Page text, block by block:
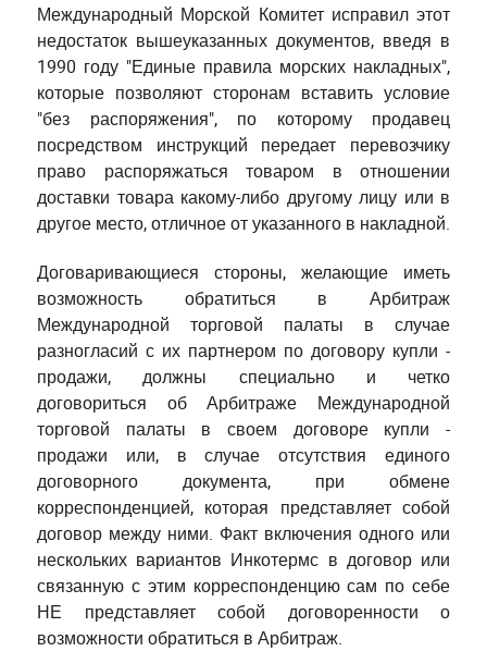
Международный Морской Комитет исправил этот
недостаток вышеуказанных документов, введя в
1990 году "Единые правила морских накладных",
которые позволяют сторонам вставить условие
"без распоряжения", по которому продавец
посредством инструкций передает перевозчику
право распоряжаться товаром в отношении
доставки товара какому-либо другому лицу или в
другое место, отличное от указанного в накладной.
Договаривающиеся стороны, желающие иметь
возможность обратиться в Арбитраж
Международной торговой палаты в случае
разногласий с их партнером по договору купли -
продажи, должны специально и четко
договориться об Арбитраже Международной
торговой палаты в своем договоре купли -
продажи или, в случае отсутствия единого
договорного документа, при обмене
корреспонденцией, которая представляет собой
договор между ними. Факт включения одного или
нескольких вариантов Инкотермс в договор или
связанную с этим корреспонденцию сам по себе
НЕ представляет собой договоренности о
возможности обратиться в Арбитраж.